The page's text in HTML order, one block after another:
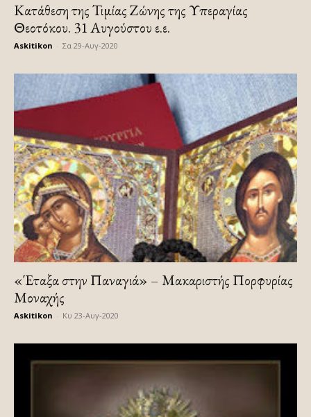
Κατάθεση της Τιμίας Ζώνης της Υπεραγίας
Θεοτόκου. 31 Αυγούστου ε.ε.
Askitikon Σα 29-Αυγ-2020
«Έταξα στην Παναγιά» – Μακαριστής Πορφυρίας
Μοναχής
Askitikon Κυ 23-Αυγ-2020